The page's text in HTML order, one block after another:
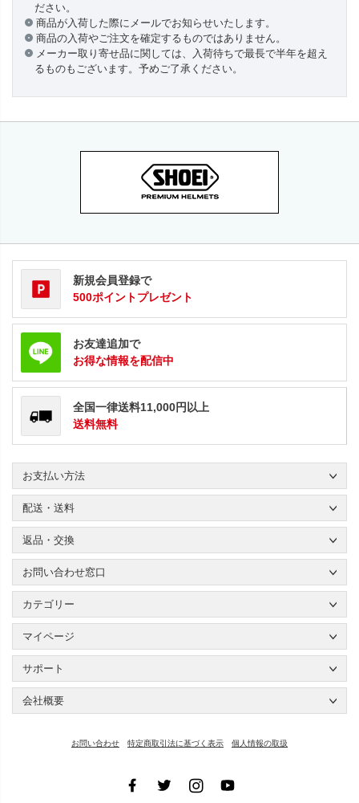
ださい。
商品が入荷した際にメールでお知らせいたします。
商品の入荷やご注文を確定するものではありません。
メーカー取り寄せ品に関しては、入荷待ちで最長で半年を超え
るものもございます。予めご了承ください。
新規会員登録で
500ポイントプレゼント
お友達追加で
お得な情報を配信中
全国一律送料11,000円以上
送料無料
お支払い方法
配送・送料
返品・交換
お問い合わせ窓口
カテゴリー
マイページ
サポート
会社概要
お問い合わせ 特定商取引法に基づく表示 個人情報の取扱